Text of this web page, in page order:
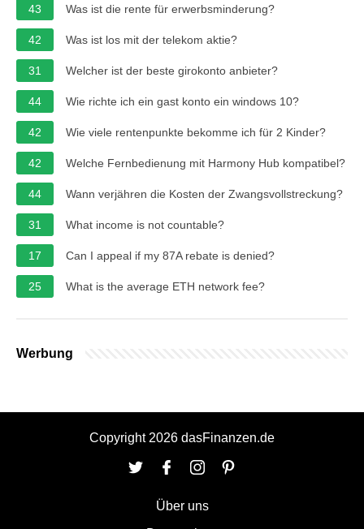
43 Was ist die rente für erwerbsminderung?
42 Was ist los mit der telekom aktie?
31 Welcher ist der beste girokonto anbieter?
44 Wie richte ich ein gast konto ein windows 10?
42 Wie viele rentenpunkte bekomme ich für 2 Kinder?
42 Welche Fernbedienung mit Harmony Hub kompatibel?
44 Wann verjähren die Kosten der Zwangsvollstreckung?
31 What income is not countable?
17 Can I appeal if my 87A rebate is denied?
25 What is the average ETH network fee?
Werbung
Copyright 2026 dasFinanzen.de
Über uns